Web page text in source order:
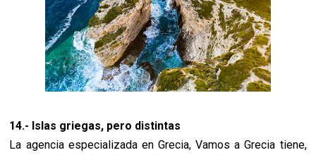
14.- Islas griegas, pero distintas
La agencia especializada en Grecia, Vamos a Grecia tiene,